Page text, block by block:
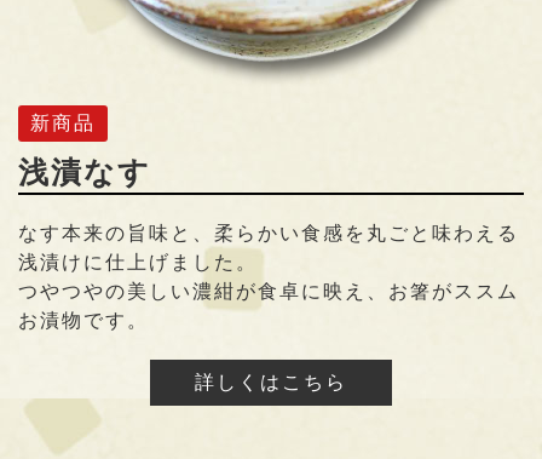
新商品
浅漬なす
なす本来の旨味と、柔らかい食感を丸ごと味わえる
浅漬けに仕上げました。
つやつやの美しい濃紺が食卓に映え、お箸がススム
お漬物です。
詳しくはこちら